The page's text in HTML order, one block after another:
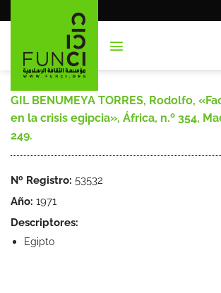
al
GIL BENUMEYA TORRES, Rodolfo,
en la crisis egipcia», África, n.º 354,
249.
Nº Registro: 53532
Año: 1971
Descriptores:
Egipto